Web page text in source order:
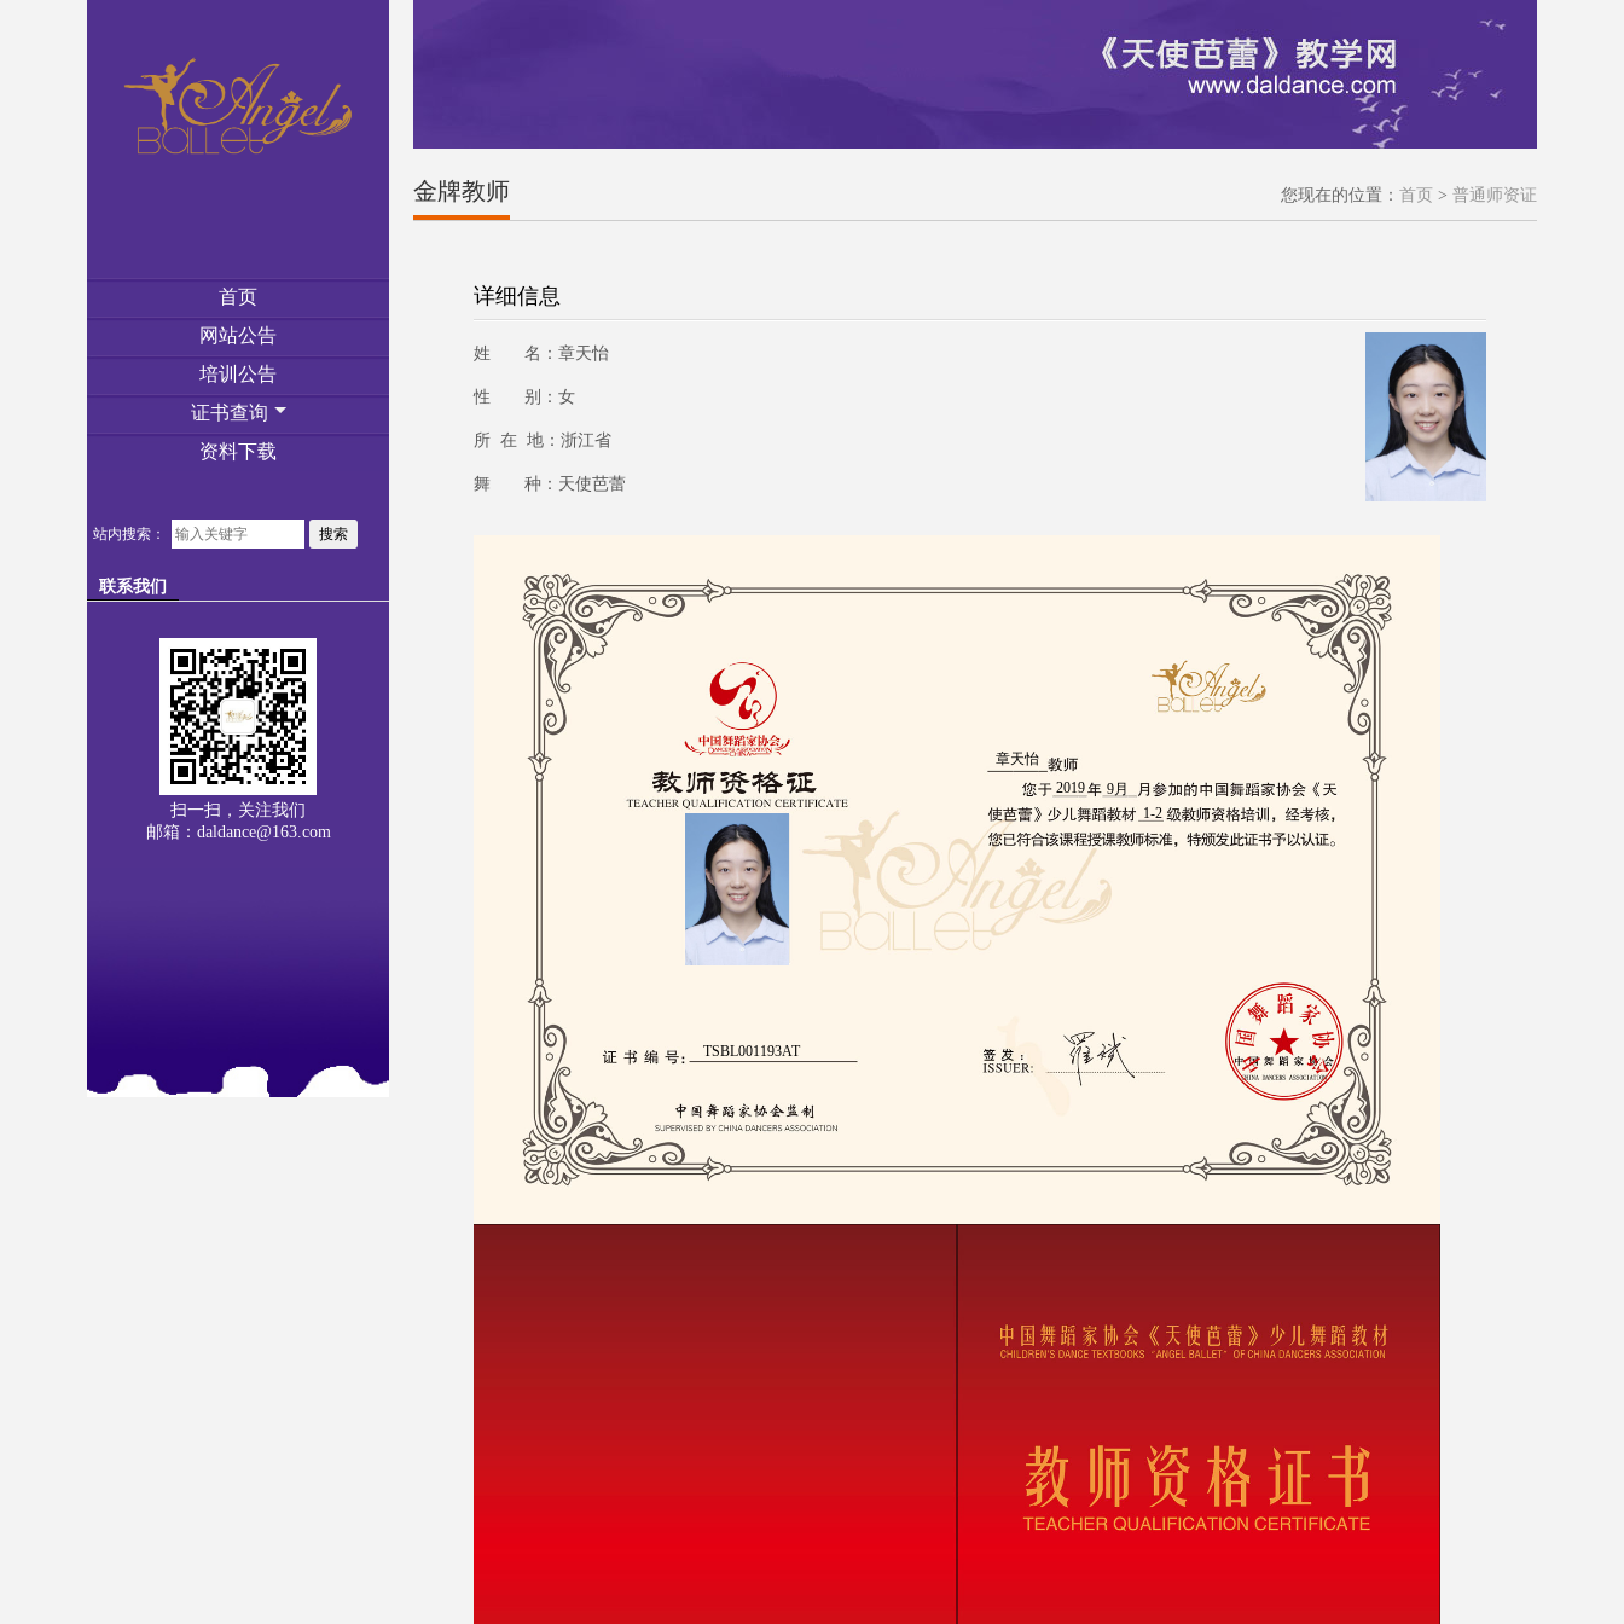
首页
网站公告
培训公告
证书查询
资料下载
站内搜索： 搜索
联系我们
扫一扫，关注我们
邮箱：daldance@163.com
金牌教师 您现在的位置： 首页 > 普通师资证
详细信息
姓 名：章天怡
性 别：女
所 在 地：浙江省
舞 种：天使芭蕾
TSBL001193AT
章天怡
2019
9月
1-2